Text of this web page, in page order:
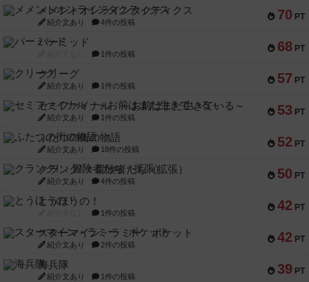
70 PT
メメントオンラインタクティクス
紹介文あり 4件の投稿
68 PT
パーミッド
1件の投稿
57 PT
クリーグ
紹介文あり 1件の投稿
53 PT
セミファイナル ～お前はまだ生きている～
紹介文あり 1件の投稿
52 PT
ふたつの街の物語
紹介文あり 18件の投稿
50 PT
クランク! ：冒険者たち（拡張）
紹介文あり 4件の投稿
42 PT
とうほうの！
1件の投稿
42 PT
スターマイン・ラミー ポケット
紹介文あり 2件の投稿
39 PT
海兵隊
紹介文あり 1件の投稿